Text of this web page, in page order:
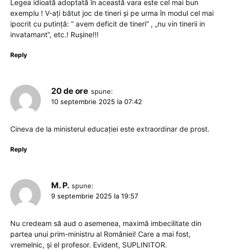
Legea idioată adoptată în această vara este cel mai bun
exemplu ! V-ați bătut joc de tineri și pe urma în modul cel mai
ipocrit cu putință: ” avem deficit de tineri” , „nu vin tinerii in
invatamant”, etc.! Rușine!!!
Reply
20 de ore spune:
10 septembrie 2025 la 07:42
Cineva de la ministerul educației este extraordinar de prost.
Reply
M. P. spune:
9 septembrie 2025 la 19:57
Nu credeam să aud o asemenea, maximă imbecilitate din
partea unui prim-ministru al României! Care a mai fost,
vremelnic, și el profesor. Evident, SUPLINITOR.